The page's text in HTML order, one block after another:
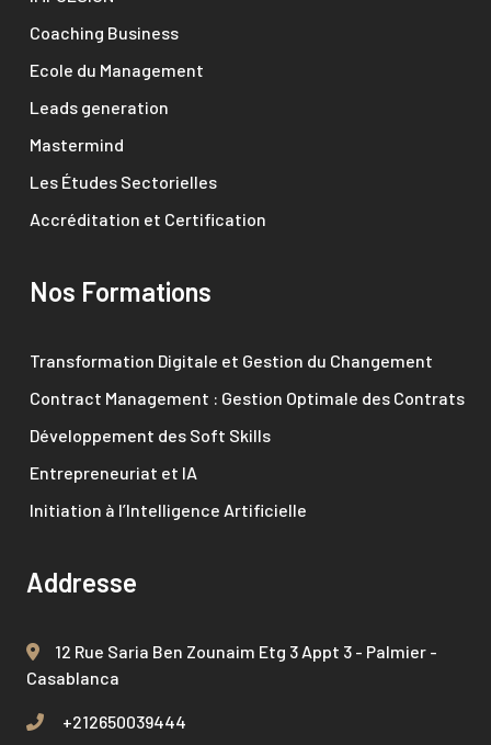
Coaching Business
Ecole du Management
Leads generation
Mastermind
Les Études Sectorielles
Accréditation et Certification
Nos Formations
Transformation Digitale et Gestion du Changement
Contract Management : Gestion Optimale des Contrats
Développement des Soft Skills
Entrepreneuriat et IA
Initiation à l’Intelligence Artificielle
Addresse
12 Rue Saria Ben Zounaim Etg 3 Appt 3 - Palmier -
Casablanca
+212650039444